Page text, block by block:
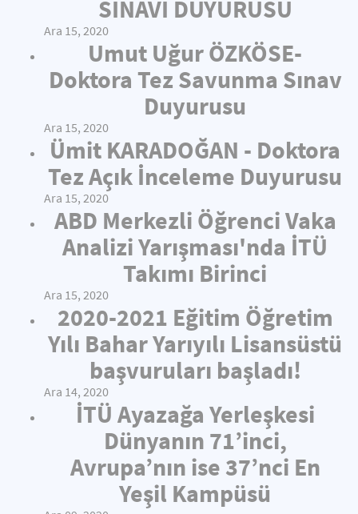
SINAVI DUYURUSU
Ara 15, 2020
Umut Uğur ÖZKÖSE-
Doktora Tez Savunma Sınav
Duyurusu
Ara 15, 2020
Ümit KARADOĞAN - Doktora
Tez Açık İnceleme Duyurusu
Ara 15, 2020
ABD Merkezli Öğrenci Vaka
Analizi Yarışması'nda İTÜ
Takımı Birinci
Ara 15, 2020
2020-2021 Eğitim Öğretim
Yılı Bahar Yarıyılı Lisansüstü
başvuruları başladı!
Ara 14, 2020
İTÜ Ayazağa Yerleşkesi
Dünyanın 71’inci,
Avrupa’nın ise 37’nci En
Yeşil Kampüsü